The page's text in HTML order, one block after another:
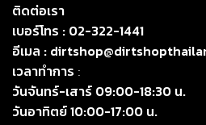
ติดต่อเรา
เบอร์โทร : 02-322-1441
อีเมล :
เวลาทำการ :
วันจันทร์-เสาร์ 09:00-18:30 น.
วันอาทิตย์ 10:00-17:00 น.